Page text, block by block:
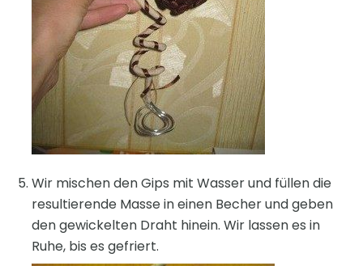
Wir mischen den Gips mit Wasser und füllen die
resultierende Masse in einen Becher und geben
den gewickelten Draht hinein. Wir lassen es in
Ruhe, bis es gefriert.